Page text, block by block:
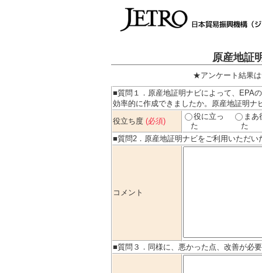
原産地証
★アンケート結果
■質問１．原産地証明ナビによって、EPA
効率的に作成できましたか。原産地証明ナ
役立ち度 (必須)
役に立っ
た
まあ
た
■質問2．原産地証明ナビをご利用いただい
コメント
■質問３．同様に、悪かった点、改善が必